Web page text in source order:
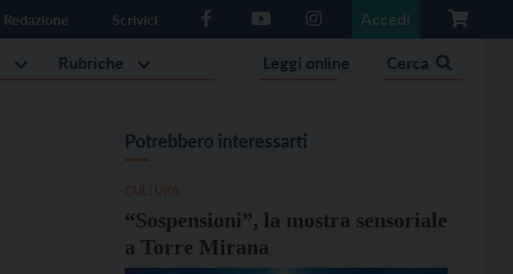
Redazione Scrivici Accedi
Rubriche Leggi online Cerca
Potrebbero interessarti
“Sospensioni”, la mostra sensoriale
a Torre Mirana